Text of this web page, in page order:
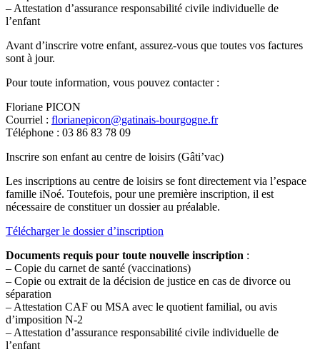
– Attestation d’assurance responsabilité civile individuelle de
l’enfant
Avant d’inscrire votre enfant, assurez-vous que toutes vos factures
sont à jour.
Pour toute information, vous pouvez contacter :
Floriane PICON
Courriel : florianepicon@gatinais-bourgogne.fr
Téléphone : 03 86 83 78 09
Inscrire son enfant au centre de loisirs (Gâti’vac)
Les inscriptions au centre de loisirs se font directement via l’espace
famille iNoé. Toutefois, pour une première inscription, il est
nécessaire de constituer un dossier au préalable.
Télécharger le dossier d’inscription
Documents requis pour toute nouvelle inscription :
– Copie du carnet de santé (vaccinations)
– Copie ou extrait de la décision de justice en cas de divorce ou
séparation
– Attestation CAF ou MSA avec le quotient familial, ou avis
d’imposition N-2
– Attestation d’assurance responsabilité civile individuelle de
l’enfant